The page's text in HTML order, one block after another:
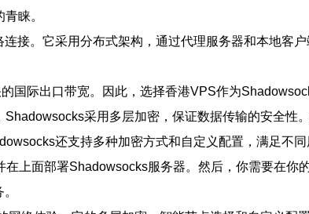
睐。
接。它采用分布式架构，通过代理服务器和本地客
际出口带宽。因此，选择香港VPS作为
采用多层加密，保证数据传输的安全性
还支持多种加密方式和自定义配置，满足不同
上面部署Shadowsocks服务器。然后，你需要在你